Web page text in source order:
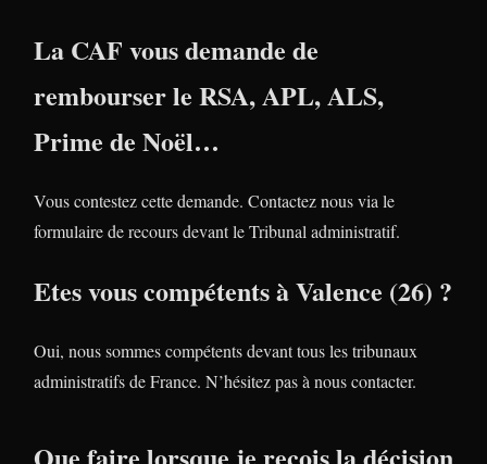
La CAF vous demande de
rembourser le RSA, APL, ALS,
Prime de Noël…
Vous contestez cette demande. Contactez nous via le
formulaire de recours devant le Tribunal administratif.
Etes vous compétents à Valence (26) ?
Oui, nous sommes compétents devant tous les tribunaux
administratifs de France. N’hésitez pas à nous contacter.